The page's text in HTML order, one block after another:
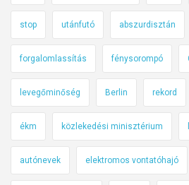
stop utánfutó abszurdisztán
forgalomlassítás fénysorompó
levegőminőség Berlin rekord
ékm közlekedési minisztérium
autónevek elektromos vontatóhajó